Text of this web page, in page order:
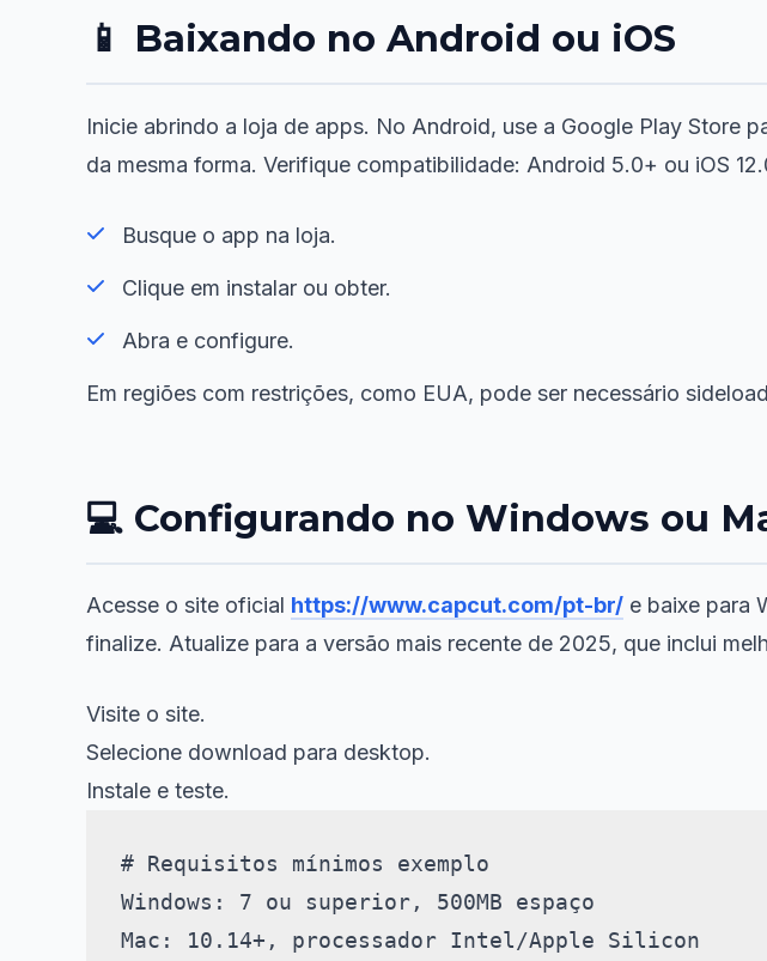
📱 Baixando no Android ou iOS
Inicie abrindo a loja de apps. No Android, use a Google Play Store
da mesma forma. Verifique compatibilidade: Android 5.0+ ou iOS
Busque o app na loja.
Clique em instalar ou obter.
Abra e configure.
Em regiões com restrições, como EUA, pode ser necessário
💻 Configurando no Windows ou
Acesse o site oficial https://www.capcut.com/pt-br/ e baixe para
finalize. Atualize para a versão mais recente de 2025, que inclui
Visite o site.
Selecione download para desktop.
Instale e teste.
# Requisitos mínimos exemplo
Windows: 7 ou superior, 500MB espaço